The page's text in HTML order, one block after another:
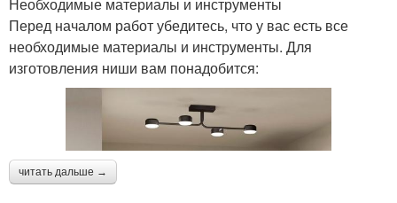
Необходимые материалы и инструменты
Перед началом работ убедитесь, что у вас есть все
необходимые материалы и инструменты. Для
изготовления ниши вам понадобится:
читать дальше →